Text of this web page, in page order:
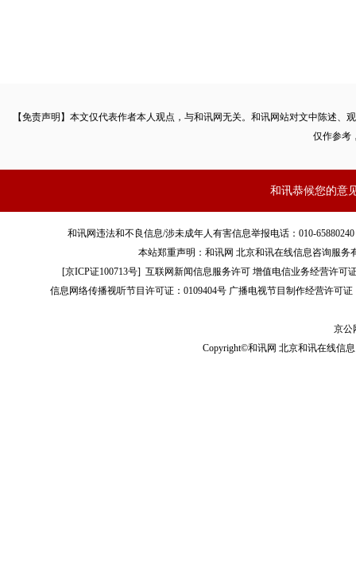
【免责声明】本文仅代表作者本人观点，与和讯网无关。和讯网站对文中陈述
仅作参考
和讯恭候您的意
和讯网违法和不良信息/涉未成年人有害信息举报电话：010-
本站郑重声明：和讯网 北京和讯在线信息咨询服
[京ICP证100713号]互联网新闻信息服务许可 增值电信业务经营许可
信息网络传播视听节目许可证：0109404号 广播电视节目制作经营许可证
京公
Copyright©和讯网 北京和讯在线信